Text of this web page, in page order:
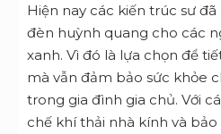
Hiện nay các kiến trúc sư
đèn huỳnh quang cho các
xanh. Vì đó là lựa chọn để
mà vẫn đảm bảo sức khỏe
trong gia đình gia chủ. Với
chế khí thải nhà kính và